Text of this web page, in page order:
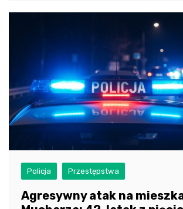
Policja Przestępstwa
Agresywny atak na